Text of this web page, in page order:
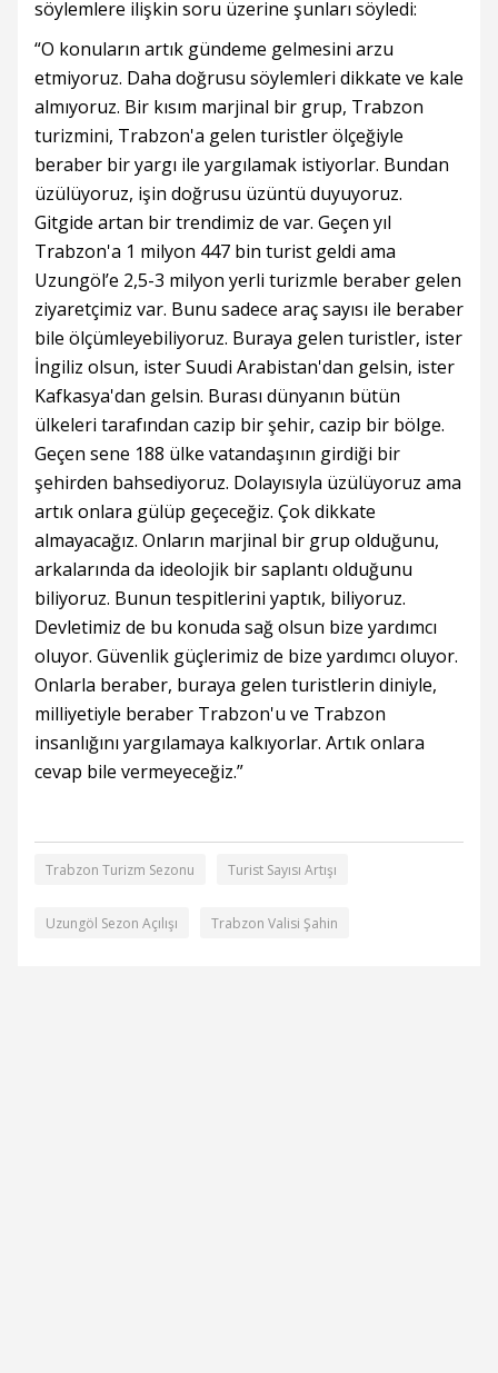
söylemlere ilişkin soru üzerine şunları söyledi:
“O konuların artık gündeme gelmesini arzu
etmiyoruz. Daha doğrusu söylemleri dikkate ve kale
almıyoruz. Bir kısım marjinal bir grup, Trabzon
turizmini, Trabzon'a gelen turistler ölçeğiyle
beraber bir yargı ile yargılamak istiyorlar. Bundan
üzülüyoruz, işin doğrusu üzüntü duyuyoruz.
Gitgide artan bir trendimiz de var. Geçen yıl
Trabzon'a 1 milyon 447 bin turist geldi ama
Uzungöl’e 2,5-3 milyon yerli turizmle beraber gelen
ziyaretçimiz var. Bunu sadece araç sayısı ile beraber
bile ölçümleyebiliyoruz. Buraya gelen turistler, ister
İngiliz olsun, ister Suudi Arabistan'dan gelsin, ister
Kafkasya'dan gelsin. Burası dünyanın bütün
ülkeleri tarafından cazip bir şehir, cazip bir bölge.
Geçen sene 188 ülke vatandaşının girdiği bir
şehirden bahsediyoruz. Dolayısıyla üzülüyoruz ama
artık onlara gülüp geçeceğiz. Çok dikkate
almayacağız. Onların marjinal bir grup olduğunu,
arkalarında da ideolojik bir saplantı olduğunu
biliyoruz. Bunun tespitlerini yaptık, biliyoruz.
Devletimiz de bu konuda sağ olsun bize yardımcı
oluyor. Güvenlik güçlerimiz de bize yardımcı oluyor.
Onlarla beraber, buraya gelen turistlerin diniyle,
milliyetiyle beraber Trabzon'u ve Trabzon
insanlığını yargılamaya kalkıyorlar. Artık onlara
cevap bile vermeyeceğiz.”
Trabzon Turizm Sezonu Turist Sayısı Artışı
Uzungöl Sezon Açılışı Trabzon Valisi Şahin